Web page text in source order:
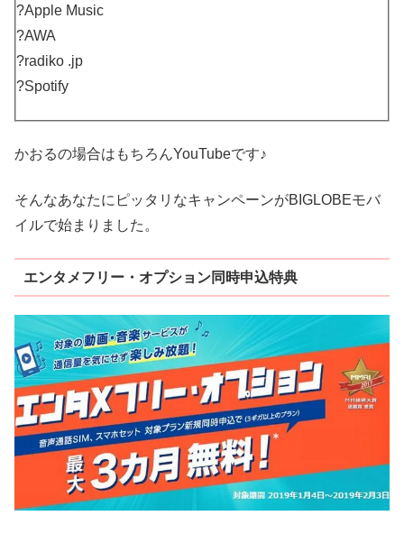
?Apple Music
?AWA
?radiko .jp
?Spotify
かおるの場合はもちろんYouTubeです♪
そんなあなたにピッタリなキャンペーンがBIGLOBEモバ
イルで始まりました。
エンタメフリー・オプション同時申込特典